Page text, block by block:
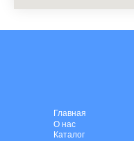
Главная
О нас
Каталог